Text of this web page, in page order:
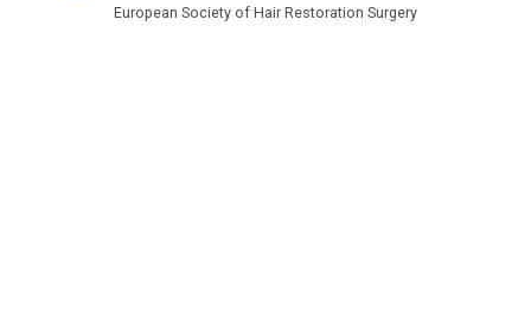
European Society of Hair Restoration Surgery